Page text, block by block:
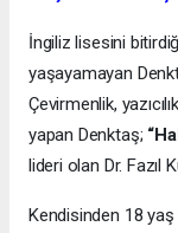
İngiliz lisesini
yaşayamayan
Çevirmenlik,
yapan Denktaş;
lideri olan Dr. Fazıl
Kendisinden 18 yaş